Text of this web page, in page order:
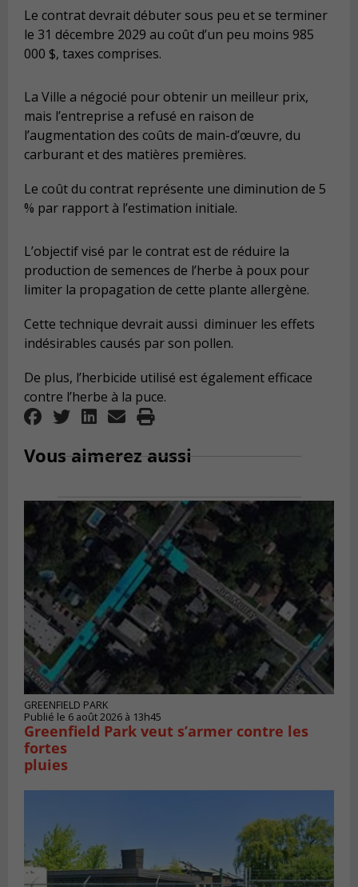
Le contrat devrait débuter sous peu et se terminer
le 31 décembre 2029 au coût d’un peu moins 985
000 $, taxes comprises.
La Ville a négocié pour obtenir un meilleur prix,
mais l’entreprise a refusé en raison de
l’augmentation des coûts de main-d’œuvre, du
carburant et des matières premières.
Le coût du contrat représente une diminution de 5
% par rapport à l’estimation initiale.
L’objectif visé par le contrat est de réduire la
production de semences de l’herbe à poux pour
limiter la propagation de cette plante allergène.
Cette technique devrait aussi diminuer les effets
indésirables causés par son pollen.
De plus, l’herbicide utilisé est également efficace
contre l’herbe à la puce.
Vous aimerez aussi
GREENFIELD PARK
Publié le 6 août 2026 à 13h45
Greenfield Park veut s’armer contre les
fortes
pluies